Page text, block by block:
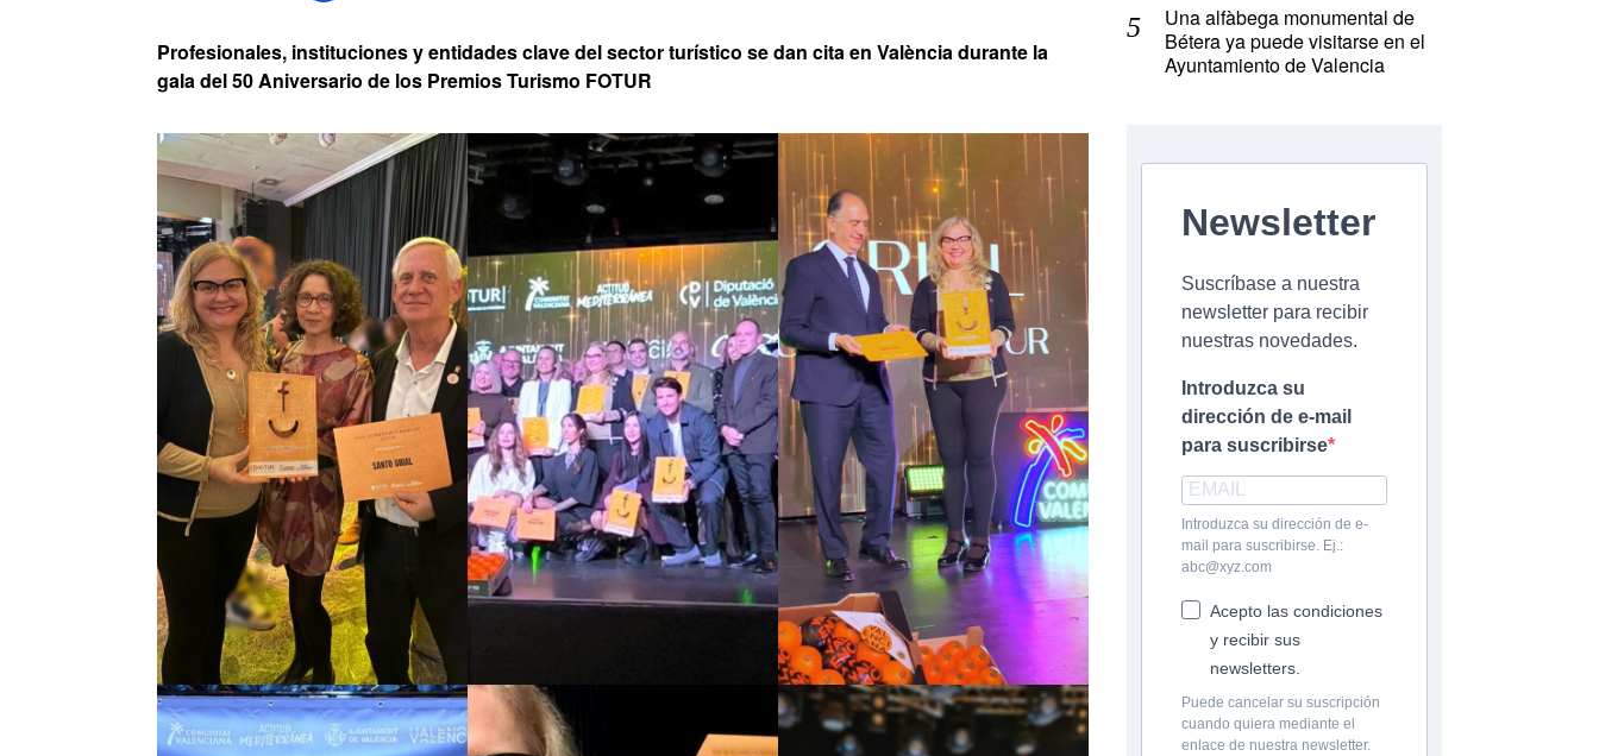
Profesionales, instituciones y entidades clave del sector turístico se dan cita en València durante la
gala del 50 Aniversario de los Premios Turismo FOTUR
Una alfàbega monumental de
Bétera ya puede visitarse en el
Ayuntamiento de Valencia
Newsletter
Suscríbase a nuestra
newsletter para recibir
nuestras novedades.
Introduzca su
dirección de e-mail
para suscribirse
Introduzca su dirección de e-
mail para suscribirse. Ej.:
abc@xyz.com
Acepto las condiciones
y recibir sus
newsletters.
Puede cancelar su suscripción
cuando quiera mediante el
enlace de nuestra newsletter.